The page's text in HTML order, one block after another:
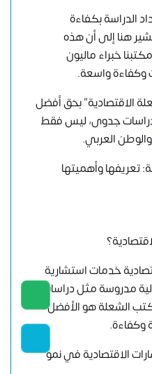
الدراسة بكفاءة
هنا إلى أن هذه
خبراء ماليون
وكفاءة واسعة.
الاقتصادية” بحق أفضل
جدوى، ليس فقط
العربي.
تعريفها وأهميتها
خدمات استشارية
مدروسة مثل دراسات
الشعلة هو الأفضل
وكفاءة.
الاقتصادية في نمو